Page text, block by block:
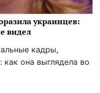
украинцев:
видел
кадры,
она выглядела во